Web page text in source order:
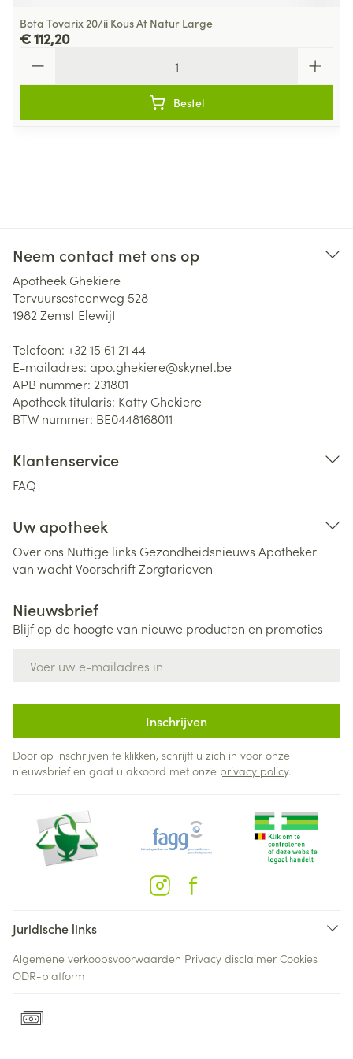
Bota Tovarix 20/ii Kous At Natur Large
€ 112,20
Bestel
Neem contact met ons op
Apotheek Ghekiere
Tervuursesteenweg 528
1982 Zemst Elewijt
Telefoon: +32 15 61 21 44
E-mailadres: apo.ghekiere@skynet.be
APB nummer: 231801
Apotheek titularis: Katty Ghekiere
BTW nummer: BE0448168011
Klantenservice
FAQ
Uw apotheek
Over ons Nuttige links Gezondheidsnieuws Apotheker
van wachtVoorschriftZorgtarieven
Nieuwsbrief
Blijf op de hoogte van nieuwe producten en promoties
Inschrijven
Door op inschrijven te klikken, schrijft u zich in voor onze
nieuwsbrief en gaat u akkoord met onze privacy policy.
Juridische links
Algemene verkoopsvoorwaarden Privacy disclaimer Cookies
ODR-platform